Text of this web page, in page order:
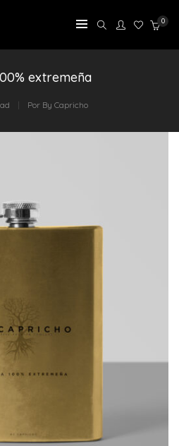
0
extremeña
Por By Capricho